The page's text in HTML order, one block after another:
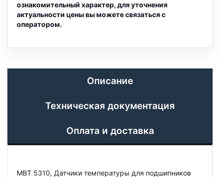
ознакомительный характер, для уточнения
актуальности цены вы можете связаться с
оператором.
Описание
Техническая документация
Оплата и доставка
MBT 5310, Датчики температуры для подшипников